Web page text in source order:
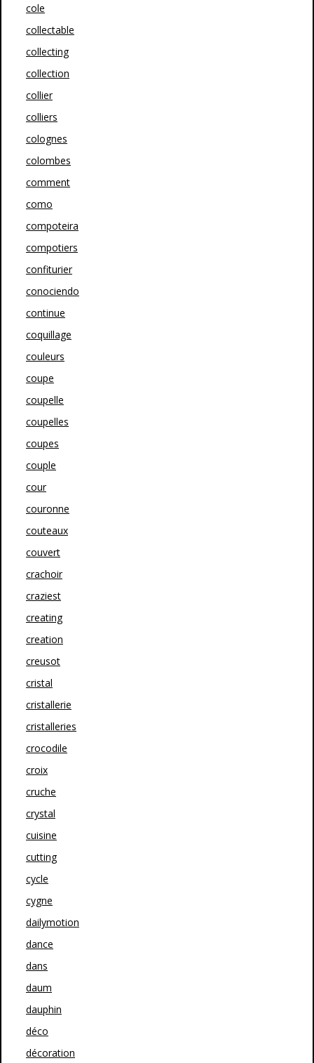
cole
collectable
collecting
collection
collier
colliers
colognes
colombes
comment
como
compoteira
compotiers
confiturier
conociendo
continue
coquillage
couleurs
coupe
coupelle
coupelles
coupes
couple
cour
couronne
couteaux
couvert
crachoir
craziest
creating
creation
creusot
cristal
cristallerie
cristalleries
crocodile
croix
cruche
crystal
cuisine
cutting
cycle
cygne
dailymotion
dance
dans
daum
dauphin
déco
décoration